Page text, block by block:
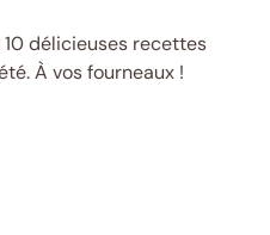
délicieuses recettes
À vos fourneaux !